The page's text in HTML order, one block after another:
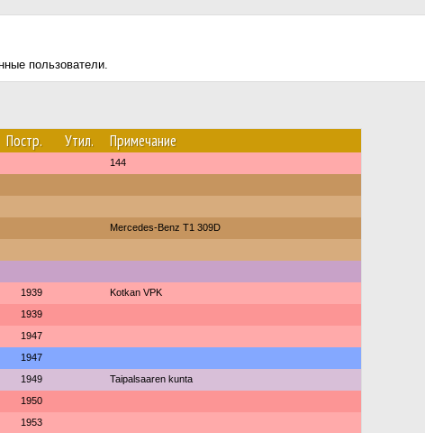
пользователи.
Постр. Утил. Примечание
144
Mercedes-Benz T1 309D
1939 Kotkan VPK
1939
1947
1947
1949 Taipalsaaren kunta
1950
1953